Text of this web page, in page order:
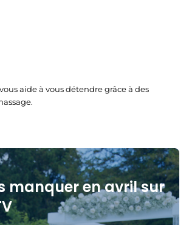
aide à vous détendre grâce à des
manquer en avril sur